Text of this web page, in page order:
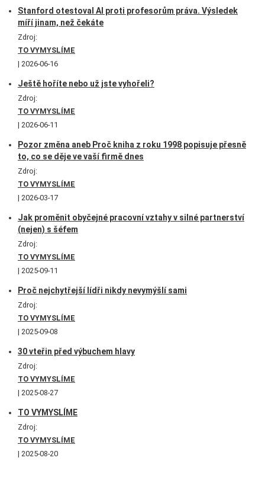
Stanford otestoval AI proti profesorům práva. Výsledek
míří jinam, než čekáte
Zdroj:
TO VYMYSLÍME
2026-06-16
Ještě hoříte nebo už jste vyhořeli?
Zdroj:
TO VYMYSLÍME
2026-06-11
Pozor změna aneb Proč kniha z roku 1998 popisuje přesně
to, co se děje ve vaší firmě dnes
Zdroj:
TO VYMYSLÍME
2026-03-17
Jak proměnit obyčejné pracovní vztahy v silné partnerství
(nejen) s šéfem
Zdroj:
TO VYMYSLÍME
2025-09-11
Proč nejchytřejší lídři nikdy nevymýšlí sami
Zdroj:
TO VYMYSLÍME
2025-09-08
30 vteřin před výbuchem hlavy
Zdroj:
TO VYMYSLÍME
2025-08-27
TO VYMYSLÍME
Zdroj:
TO VYMYSLÍME
2025-08-20